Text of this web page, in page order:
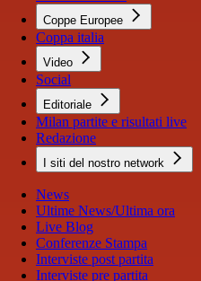
Coppe Europee
Coppa italia
Video
Social
Editoriale
Milan partite e risultati live
Redazione
I siti del nostro network
News
Ultime News/Ultima ora
Live Blog
Conferenze Stampa
Interviste post partita
Interviste pre partita